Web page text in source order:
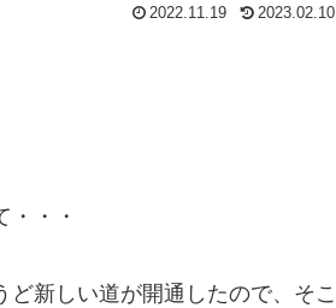
2022.11.19 2023.02.10
・・
新しい道が開通したので、そこ